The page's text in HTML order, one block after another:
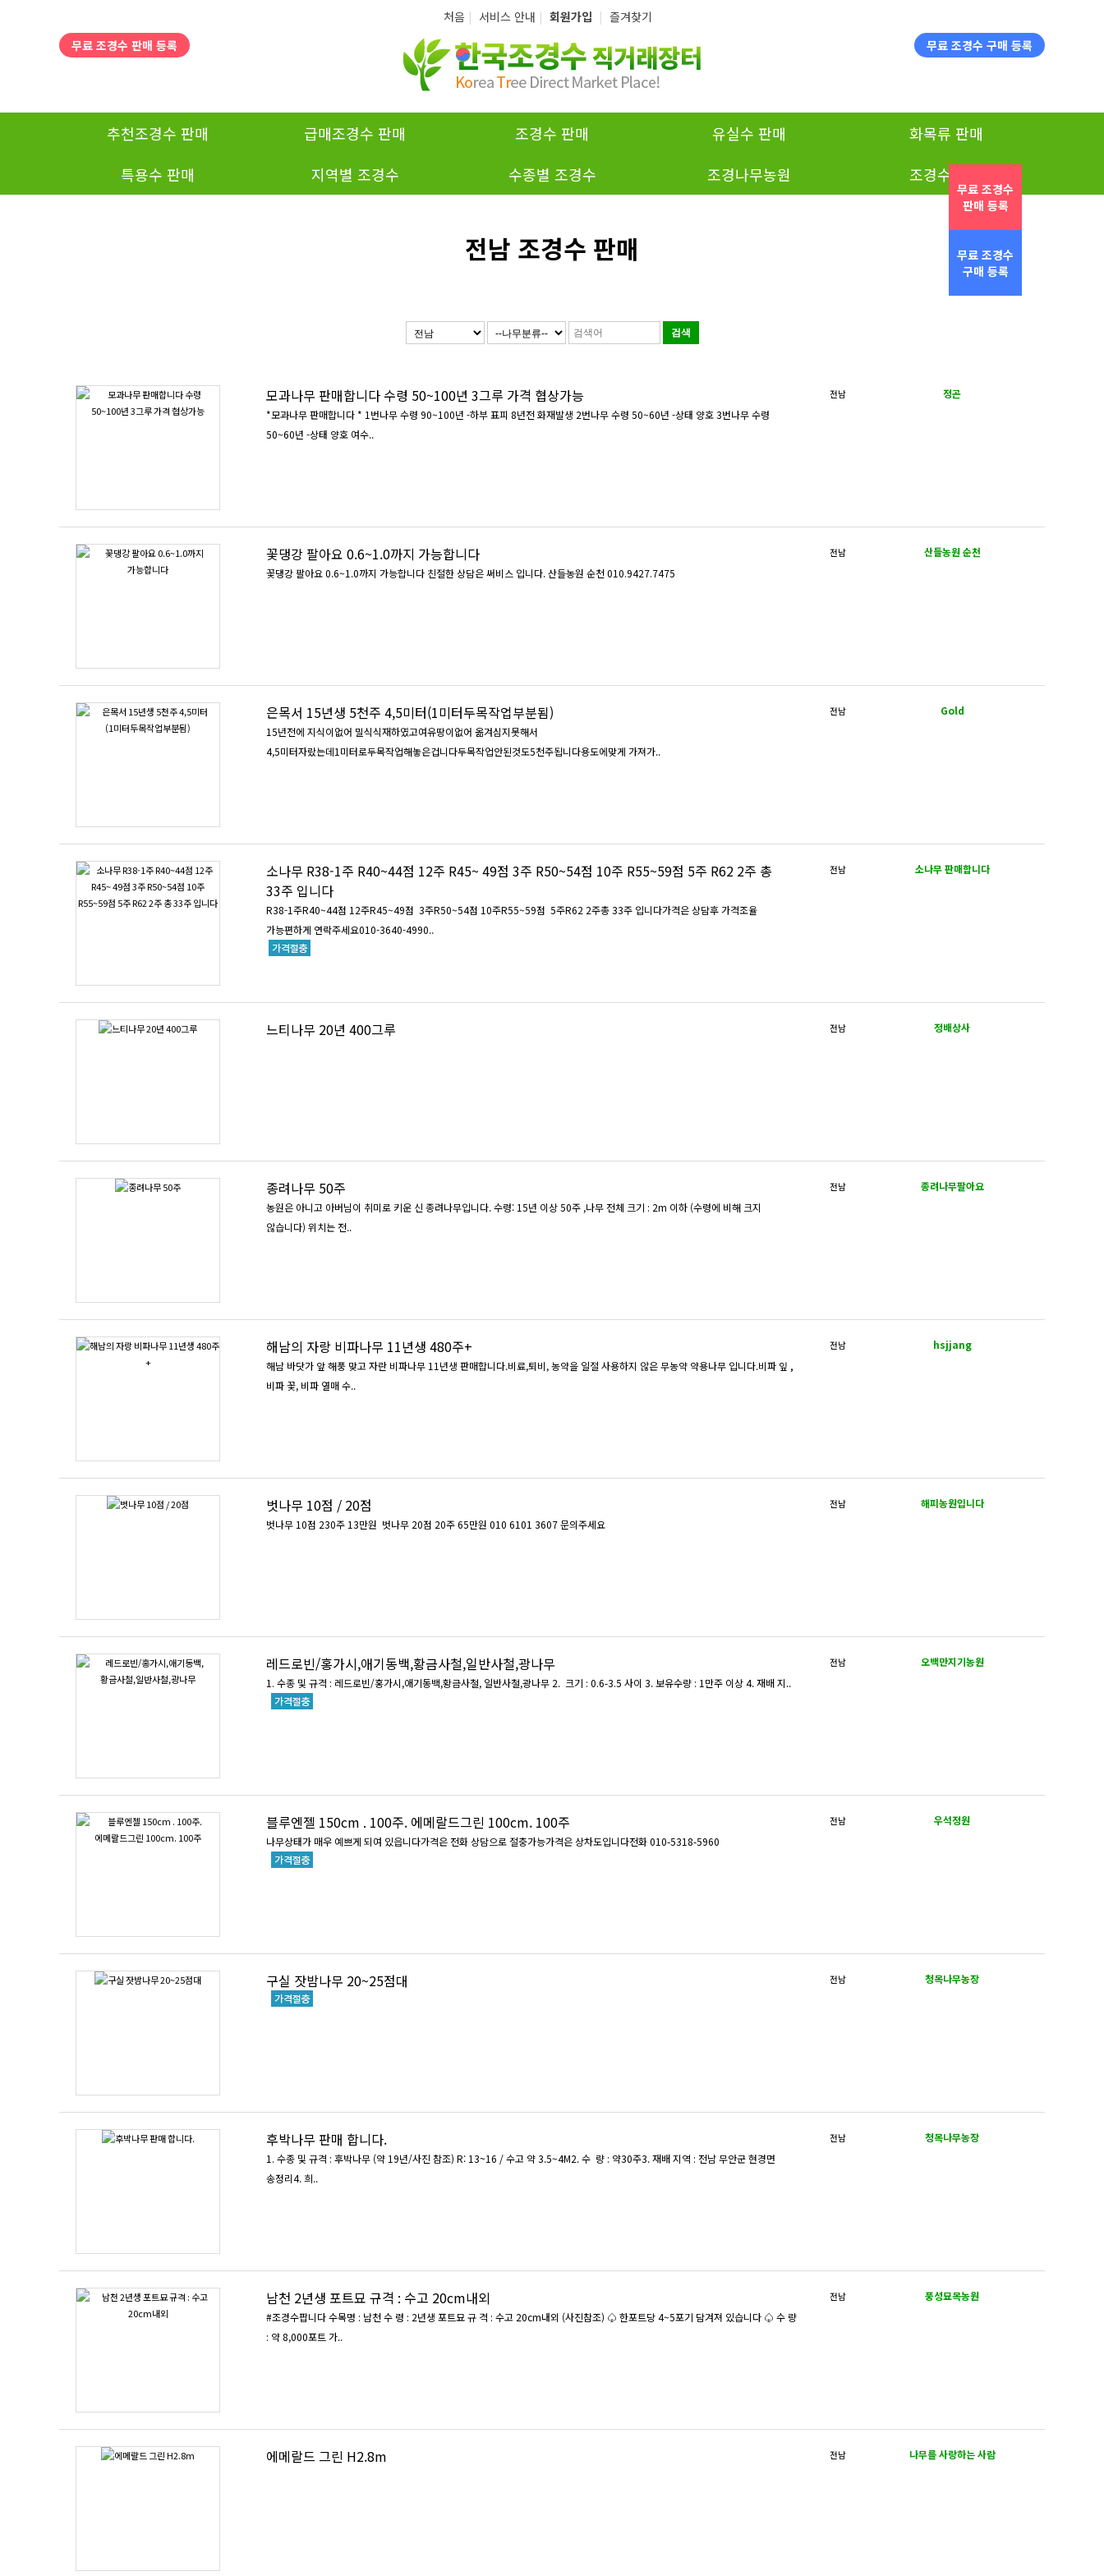
처음 | 서비스 안내 | 회원가입 | 즐겨찾기
무료 조경수 판매 등록
무료 조경수 구매 등록
추천조경수 판매 급매조경수 판매 조경수 판매 유실수 판매
화목류 판매
특용수 판매
지역별 조경수 수종별 조경수 조경나무농원 조경수 구매
전남 조경수 판매
모과나무 판매합니다 수령 50~100년 3그루 가격 협상가능
*모과나무 판매합니다 * 1번나무 수령 90~100년 -하부 표피 8년전 화재발생 2번나무 수령 50~60년 -상태 양호 3번나무 수령
50~60년 -상태 양호 여수..
전남 정곤
꽃댕강 팔아요 0.6~1.0까지 가능합니다
꽃댕강 팔아요 0.6~1.0까지 가능합니다 친절한 상담은 써비스 입니다. 산들농원 순천 010.9427.7475
전남 산들농원 순천
은목서 15년생 5천주 4,5미터(1미터두목작업부분됨)
15년전에 지식이없어 밀식식재하였고여유땅이없어 옮겨심지못해서
4,5미터자랐는데1미터로두목작업해놓은겁니다두목작업안된것도5천주됩니다용도에맞게 가져가..
전남 Gold
소나무 R38-1주 R40~44점 12주 R45~ 49점 3주 R50~54점 10주 R55~59점 5주 R62 2주 총
33주 입니다
R38-1주R40~44점 12주R45~49점 3주R50~54점 10주R55~59점 5주R62 2주총 33주 입니다가격은 상담후 가격조율
가능편하게 연락주세요010-3640-4990..
전남 소나무 판매합니다
느티나무 20년 400그루 전남 정배상사
종려나무 50주
농원은 아니고 아버님이 취미로 키운 신 종려나무입니다. 수령: 15년 이상 50주 ,나무 전체 크기 : 2m 이하 (수령에 비해 크지
않습니다) 위치는 전..
전남 종려나무팔아요
해남의 자랑 비파나무 11년생 480주+
해남 바닷가 앞 해풍 맞고 자란 비파나무 11년생 판매합니다.비료,퇴비, 농약을 일절 사용하지 않은 무농약 약용나무 입니다.비파 잎 ,
비파 꽃, 비파 열매 수..
전남 hsjjang
벗나무 10점 / 20점
벗나무 10점 230주 13만원 벗나무 20점 20주 65만원 010 6101 3607 문의주세요
전남 해피농원입니다
레드로빈/홍가시,애기동백,황금사철,일반사철,광나무
1. 수종 및 규격 : 레드로빈/홍가시,애기동백,황금사철, 일반사철,광나무 2. 크기 : 0.6-3.5 사이 3. 보유수량 : 1만주 이상 4. 재배 지..
전남 오백만지기농원
블루엔젤 150cm . 100주. 에메랄드그린 100cm. 100주
나무상태가 매우 예쁘게 되여 있읍니다가격은 전화 상담으로 절충가능가격은 상차도입니다전화 010-5318-5960
전남 우석정원
구실 잣밤나무 20~25점대 전남 청목나무농장
후박나무 판매 합니다.
1. 수종 및 규격 : 후박나무 (약 19년/사진 참조) R: 13~16 / 수고 약 3.5~4M2. 수 량 : 약30주3. 재배 지역 : 전남 무안군 현경면
송정리4. 희..
전남 청목나무농장
남천 2년생 포트묘 규격 : 수고 20cm내외
#조경수팝니다 수목명 : 남천 수 령 : 2년생 포트묘 규 격 : 수고 20cm내외 (사진참조) ♤ 한포트당 4~5포기 담겨져 있습니다 ♤ 수 량
: 약 8,000포트 가..
전남 풍성묘목농원
에메랄드 그린 H2.8m 전남 나무를 사랑하는 사람
무료 조경수
판매 등록
무료 조경수
구매 등록